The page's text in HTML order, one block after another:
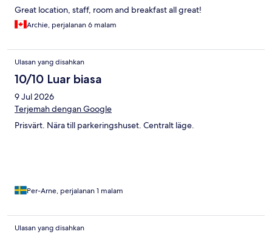
Great location, staff, room and breakfast all great!
Archie, perjalanan 6 malam
Ulasan yang disahkan
10/10 Luar biasa
9 Jul 2026
Terjemah dengan Google
Prisvärt. Nära till parkeringshuset. Centralt läge.
Per-Arne, perjalanan 1 malam
Ulasan yang disahkan